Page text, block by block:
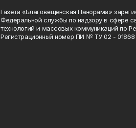
Газета «Благовещенская Панорама»
Федеральной службы по надзору в сфере
технологий и массовых коммуникаций по
Регистрационный номер ПИ № ТУ 02 - 01868